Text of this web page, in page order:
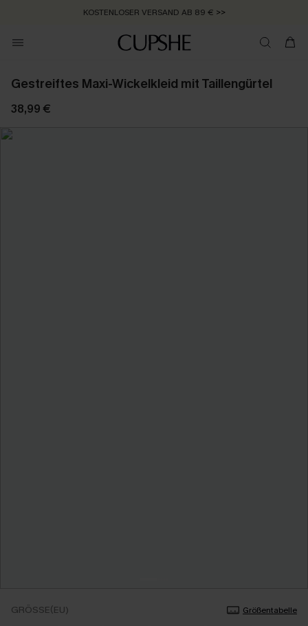
KOSTENLOSER VERSAND AB 89 € >>
Gestreiftes Maxi-Wickelkleid mit Taillengürtel
38,99 €
GRÖSSE(EU) Größentabelle